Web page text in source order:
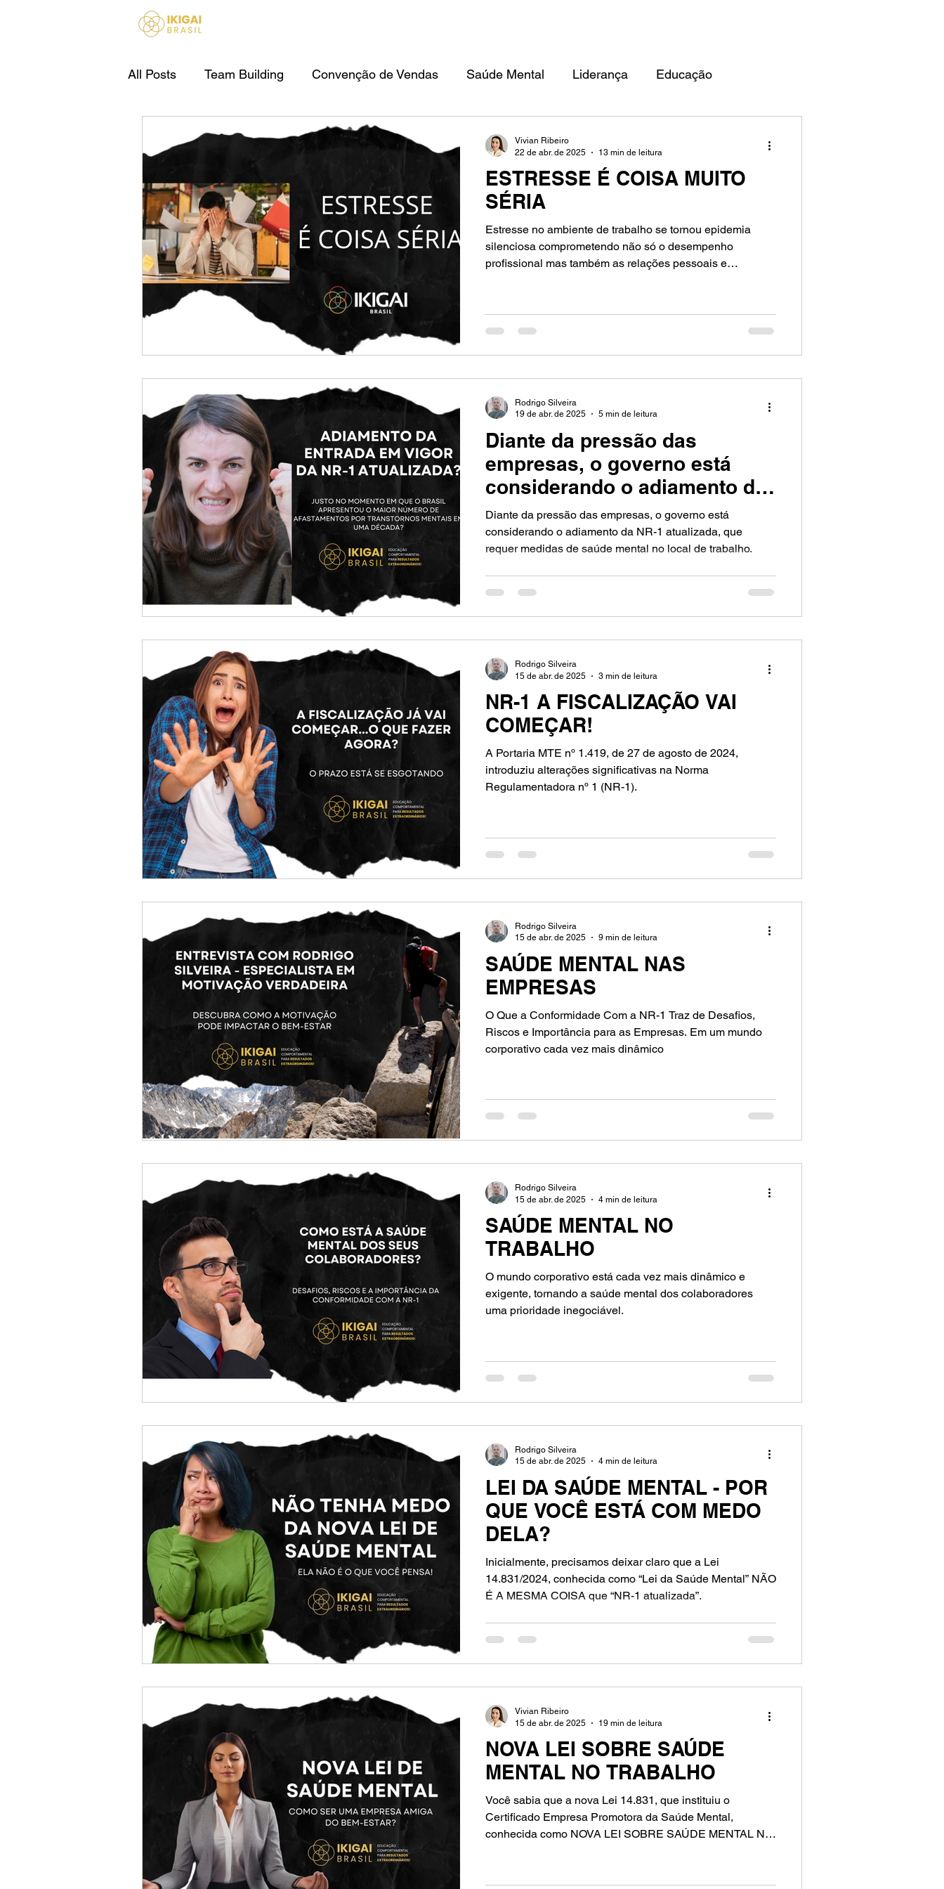
All Posts Team Building Convenção de Vendas Saúde Mental Liderança Educação
IA Para Empresas
ESTRESSE É COISA MUITO
SÉRIA
Estresse no ambiente de trabalho se tornou epidemia
silenciosa comprometendo não só o desempenho
profissional mas também as relações pessoais e
impactam no trabalho e na economia. A identificação dos
fatores de Estresse é o primeiro passo para a mudança.
Vivian Ribeiro
22 de abr. de 2025
13 min de leitura
Diante da pressão das
empresas, o governo está
considerando o adiamento da
NR-1 atualizada, que requer
medidas de saúde mental no
local de trabalho.
Diante da pressão das empresas, o governo está
considerando o adiamento da NR-1 atualizada, que
requer medidas de saúde mental no local de trabalho.
Rodrigo Silveira
19 de abr. de 2025
5 min de leitura
NR-1 A FISCALIZAÇÃO VAI
COMEÇAR!
A Portaria MTE nº 1.419, de 27 de agosto de 2024,
introduziu alterações significativas na Norma
Regulamentadora nº 1 (NR-1).
Rodrigo Silveira
15 de abr. de 2025
3 min de leitura
SAÚDE MENTAL NAS
EMPRESAS
O Que a Conformidade Com a NR-1 Traz de Desafios,
Riscos e Importância para as Empresas. Em um mundo
corporativo cada vez mais dinâmico
Rodrigo Silveira
15 de abr. de 2025
9 min de leitura
SAÚDE MENTAL NO
TRABALHO
O mundo corporativo está cada vez mais dinâmico e
exigente, tornando a saúde mental dos colaboradores
uma prioridade inegociável.
Rodrigo Silveira
15 de abr. de 2025
4 min de leitura
LEI DA SAÚDE MENTAL - POR
QUE VOCÊ ESTÁ COM MEDO
DELA?
Inicialmente, precisamos deixar claro que a Lei
14.831/2024, conhecida como “Lei da Saúde Mental” NÃO
É A MESMA COISA que “NR-1 atualizada”.
Rodrigo Silveira
15 de abr. de 2025
4 min de leitura
NOVA LEI SOBRE SAÚDE
MENTAL NO TRABALHO
Você sabia que a nova Lei 14.831, que instituiu o
Certificado Empresa Promotora da Saúde Mental,
conhecida como NOVA LEI SOBRE SAÚDE MENTAL NO
respeito à saúde mental dos colaboradores?
Vivian Ribeiro
15 de abr. de 2025
19 min de leitura